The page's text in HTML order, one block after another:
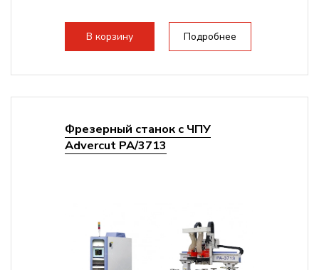
В корзину Подробнее
Фрезерный станок с ЧПУ
Advercut PA/3713